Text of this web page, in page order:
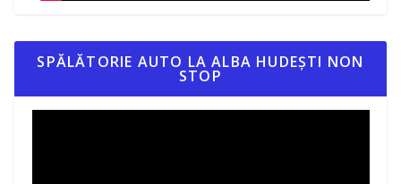
SPĂLĂTORIE AUTO LA ALBA HUDEȘTI NON
STOP